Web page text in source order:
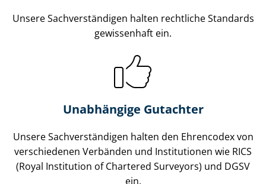
Unsere Sach­ver­stän­di­gen halten rechtliche Standards
gewissenhaft ein.
Unabhängige Gutachter
Unsere Sach­ver­stän­di­gen halten den Ehrencodex von
verschiedenen Verbänden und Institutionen wie RICS
(Royal Institution of Chartered Surveyors) und DGSV
ein.